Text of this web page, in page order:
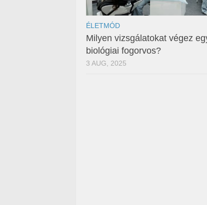
ÉLETMÓD
Milyen vizsgálatokat végez
biológiai fogorvos?
3 AUG, 2025